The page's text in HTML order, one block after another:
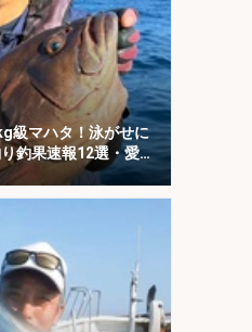
級マハタ！泳がせに
釣果速報12選・愛知